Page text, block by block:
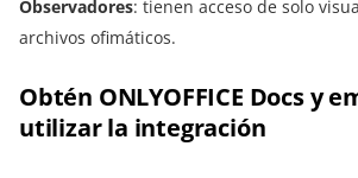
Observadores: tienen acceso de solo
archivos ofimáticos.
Obtén ONLYOFFICE Docs y
utilizar la integración